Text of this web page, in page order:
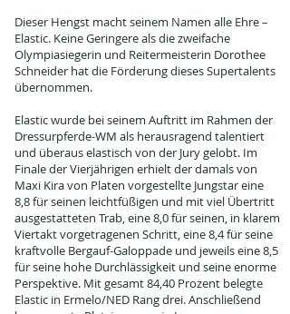
Dieser Hengst macht seinem Namen alle Ehre –
Elastic. Keine Geringere als die zweifache
Olympiasiegerin und Reitermeisterin Dorothee
Schneider hat die Förderung dieses Supertalents
übernommen.
Elastic wurde bei seinem Auftritt im Rahmen der
Dressurpferde-WM als herausragend talentiert
und überaus elastisch von der Jury gelobt. Im
Finale der Vierjährigen erhielt der damals von
Maxi Kira von Platen vorgestellte Jungstar eine
8,8 für seinen leichtfüßigen und mit viel Übertritt
ausgestatteten Trab, eine 8,0 für seinen, in klarem
Viertakt vorgetragenen Schritt, eine 8,4 für seine
kraftvolle Bergauf-Galoppade und jeweils eine 8,5
für seine hohe Durchlässigkeit und seine enorme
Perspektive. Mit gesamt 84,40 Prozent belegte
Elastic in Ermelo/NED Rang drei. Anschließend